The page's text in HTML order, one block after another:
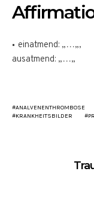
einatmend: „…„,
ausatmend: „…„
ANALVENENTHROMBOSE
KRANKHEITSBILDER